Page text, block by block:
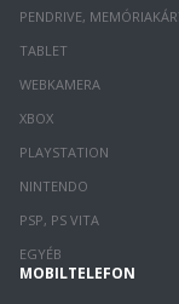
PENDRIVE,
TABLET
WEBKAMERA
XBOX
PLAYSTATION
NINTENDO
PSP, PS VITA
EGYÉB
MOBILTELEFON